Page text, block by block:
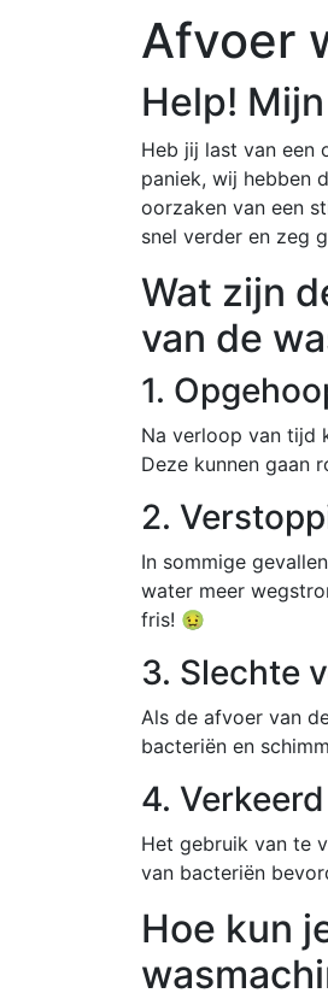
Afvoer
Help!
Heb jij last van een
paniek, wij hebben
oorzaken van een
snel verder en zeg
Wat zijn
van de
1.
Na verloop van tijd
Deze kunnen gaan
2.
In sommige
water meer
fris! 🤢
3. Slechte
Als de afvoer van
bacteriën en
4.
Het gebruik van te
van bacteriën
Hoe kun